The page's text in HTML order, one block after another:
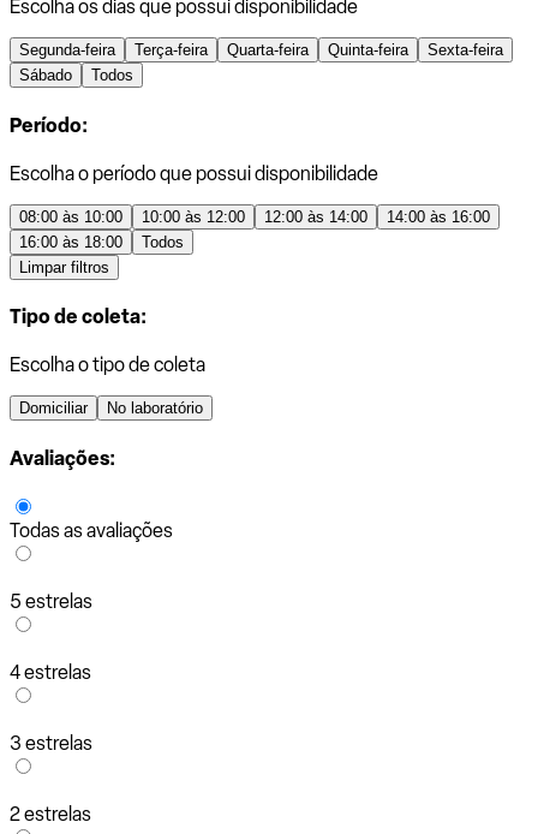
Escolha os dias que possui disponibilidade
Segunda-feira Terça-feira Quarta-feira Quinta-feira
Sexta-feira
Sábado
Todos
Período:
Escolha o período que possui disponibilidade
08:00 às 10:00 10:00 às 12:00 12:00 às 14:00
14:00 às 16:00
16:00 às 18:00
Todos
Limpar filtros
Tipo de coleta:
Escolha o tipo de coleta
Domiciliar No laboratório
Avaliações:
Todas as avaliações
5 estrelas
4 estrelas
3 estrelas
2 estrelas